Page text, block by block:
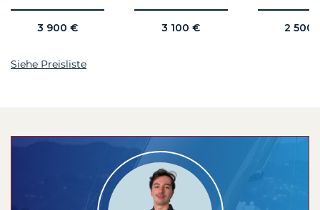
3 900 € 3 100 € 2 500
Siehe Preisliste